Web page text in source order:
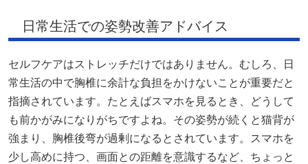
日常生活での姿勢改善アドバイス
セルフケアはストレッチだけではありません。むしろ、日
常生活の中で胸椎に余計な負担をかけないことが重要だと
指摘されています。たとえばスマホを見るとき、どうして
も前かがみになりがちですよね。その姿勢が続くと猫背が
強まり、胸椎後弯が過剰になるとされています。スマホを
少し高めに持つ、画面との距離を意識するなど、ちょっと